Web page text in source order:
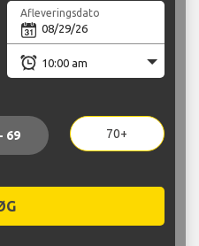
Afleveringsdato
69 70+